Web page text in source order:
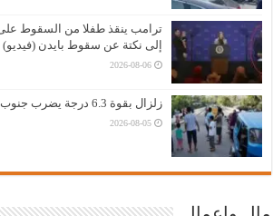
ترامب ينقذ طفلا من السقوط
إلى نكتة عن سقوط بايدن (فيديو)
2026-08-06
زلزال بقوة 6.3 درجة يضرب جنوب الفلبين (فيديو)
2026-08-05